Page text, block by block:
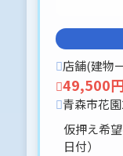
１Fが飲
ています
気になら
内見に関
ます。
携帯
す。
店舗(建物
49,500
青森市花
仮押え希
日付）